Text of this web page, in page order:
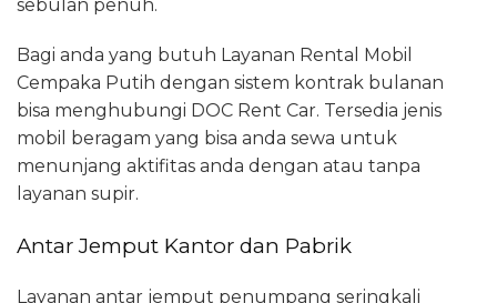
sebulan penuh.
Bagi anda yang butuh Layanan Rental Mobil
Cempaka Putih dengan sistem kontrak bulanan
bisa menghubungi DOC Rent Car. Tersedia jenis
mobil beragam yang bisa anda sewa untuk
menunjang aktifitas anda dengan atau tanpa
layanan supir.
Antar Jemput Kantor dan Pabrik
Layanan antar jemput penumpang seringkali